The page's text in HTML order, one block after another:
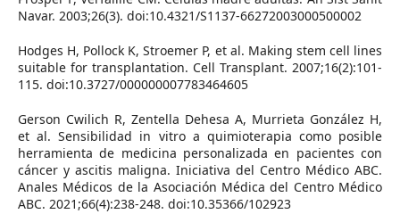
Navar. 2003;26(3). doi:10.4321/S1137-66272003000500002
Hodges H, Pollock K, Stroemer P, et al. Making stem cell lines
suitable for transplantation. Cell Transplant. 2007;16(2):101-
115. doi:10.3727/000000007783464605
Gerson Cwilich R, Zentella Dehesa A, Murrieta González H,
et al. Sensibilidad in vitro a quimioterapia como posible
herramienta de medicina personalizada en pacientes con
cáncer y ascitis maligna. Iniciativa del Centro Médico ABC.
Anales Médicos de la Asociación Médica del Centro Médico
ABC. 2021;66(4):238-248. doi:10.35366/102923